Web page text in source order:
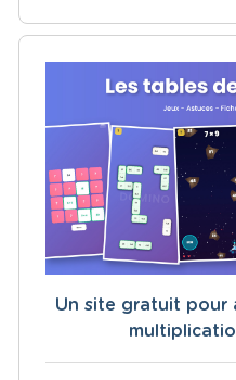
Un site gratuit pour